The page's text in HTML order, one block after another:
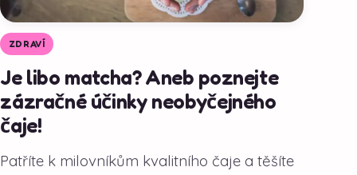
Je libo matcha? Aneb poznejte
zázračné účinky neobyčejného
čaje!
Patříte k milovníkům kvalitního čaje a těšíte
ZDRAVÍ